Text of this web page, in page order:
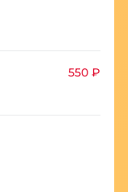
550 ₽